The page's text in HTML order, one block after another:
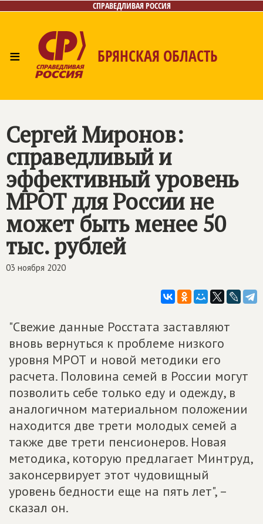
СПРАВЕДЛИВАЯ РОССИЯ
≡ БРЯНСКАЯ ОБЛАСТЬ
Сергей Миронов:
справедливый и
эффективный уровень
МРОТ для России не
может быть менее 50
тыс. рублей
03 ноября 2020
"Свежие данные Росстата заставляют
вновь вернуться к проблеме низкого
уровня МРОТ и новой методики его
расчета. Половина семей в России могут
позволить себе только еду и одежду, в
аналогичном материальном положении
находится две трети молодых семей а
также две трети пенсионеров. Новая
методика, которую предлагает Минтруд,
законсервирует этот чудовищный
уровень бедности еще на пять лет", –
сказал он.